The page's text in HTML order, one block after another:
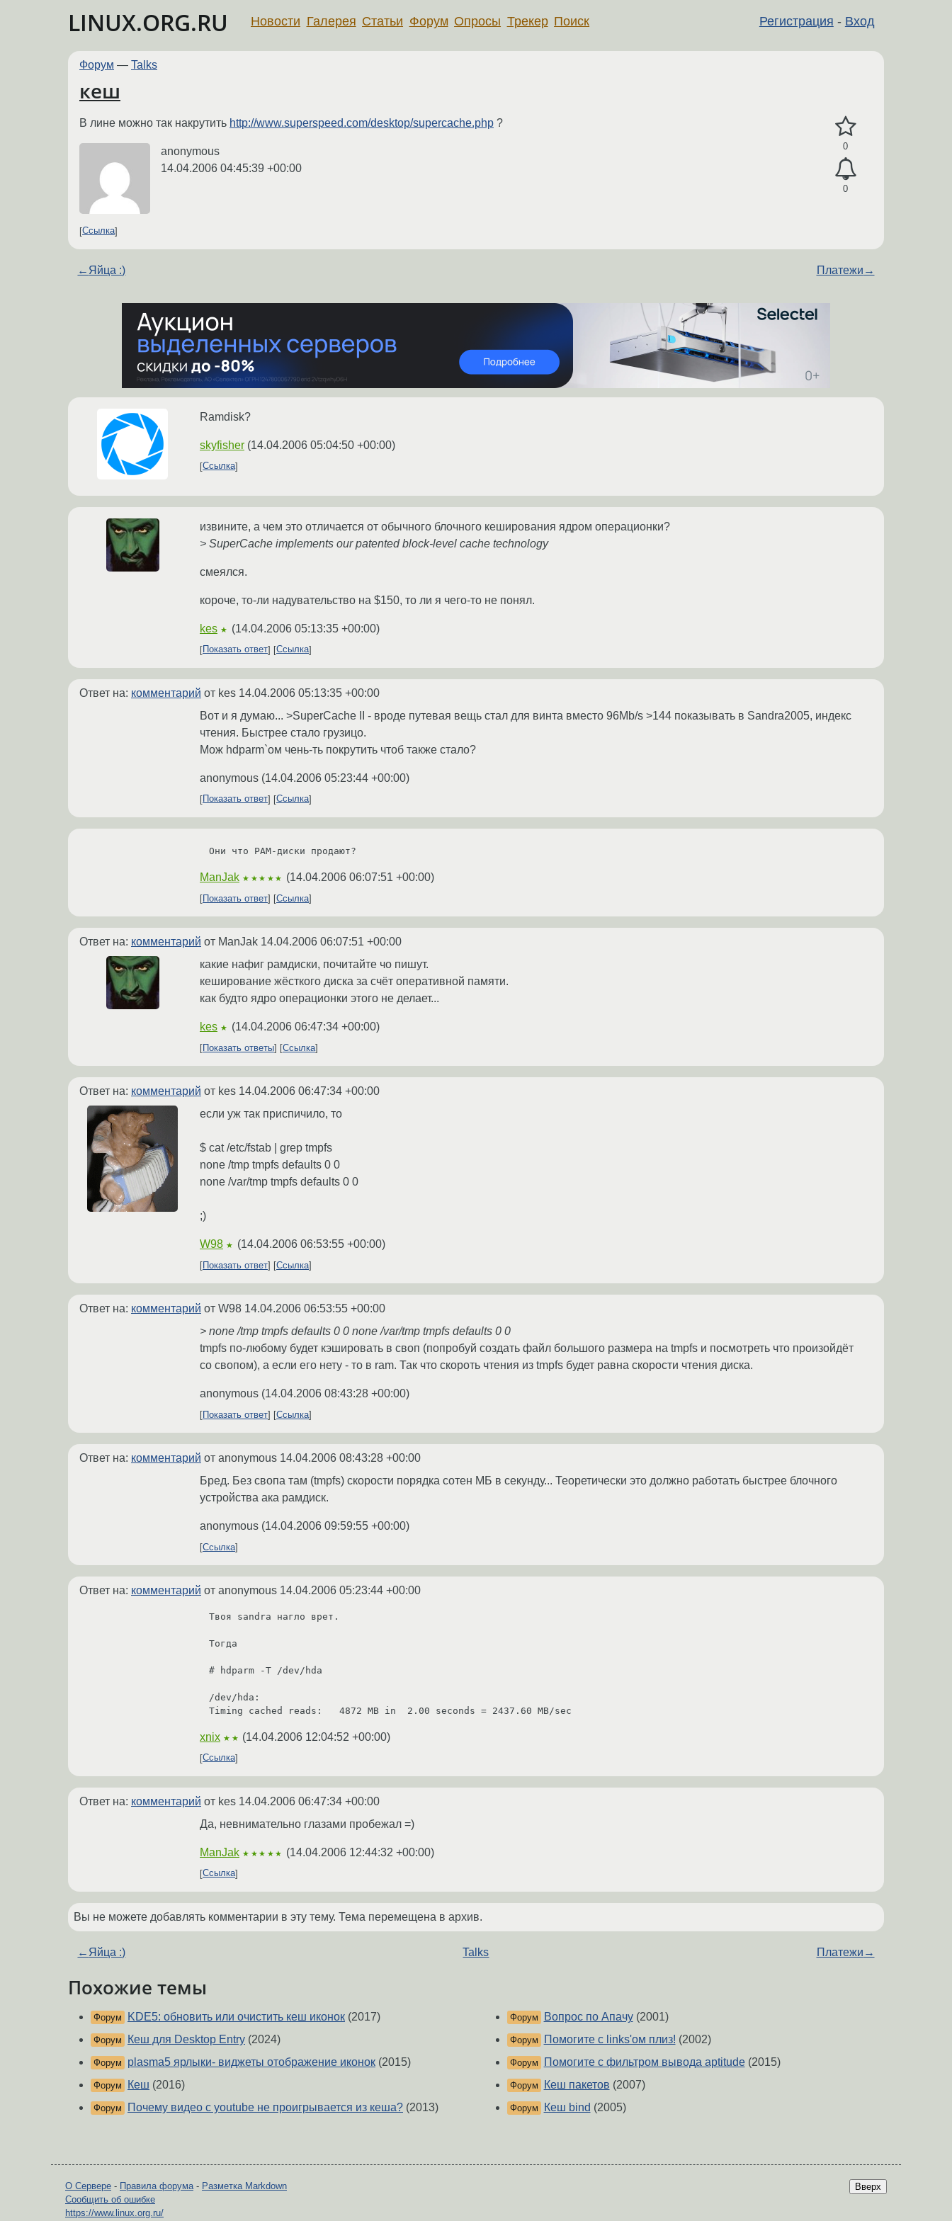
LINUX.ORG.RU Регистрация - Вход
Новости Галерея Статьи Форум Опросы Трекер Поиск
Форум — Talks
кеш
0
0
В лине можно так накрутить http://www.superspeed.com/desktop/supercache.php ?
anonymous
14.04.2006 04:45:39 +00:00
Ссылка
← Яйца :) Платежи →
Ramdisk?
skyfisher (14.04.2006 05:04:50 +00:00)
Ссылка
извините, а чем это отличается от обычного блочного кеширования ядром операционки?
> SuperCache implements our patented block-level cache technology
смеялся.
короче, то-ли надувательство на $150, то ли я чего-то не понял.
kes ★ (14.04.2006 05:13:35 +00:00)
Показать ответ Ссылка
Ответ на: комментарий от kes 14.04.2006 05:13:35 +00:00
Вот и я думаю... >SuperCache II - вроде путевая вещь стал для винта вместо 96Mb/s >144 показывать в Sandra2005, индекс
чтения. Быстрее стало грузицо.
Мож hdparm`ом чень-ть покрутить чтоб также стало?
anonymous (14.04.2006 05:23:44 +00:00)
Показать ответ Ссылка
ManJak ★★★★★ (14.04.2006 06:07:51 +00:00)
Показать ответ Ссылка
Ответ на: комментарий от ManJak 14.04.2006 06:07:51 +00:00
какие нафиг рамдиски, почитайте чо пишут.
кеширование жёсткого диска за счёт оперативной памяти.
как будто ядро операционки этого не делает...
kes ★ (14.04.2006 06:47:34 +00:00)
Показать ответы Ссылка
Ответ на: комментарий от kes 14.04.2006 06:47:34 +00:00
если уж так приспичило, то
$ cat /etc/fstab | grep tmpfs
none /tmp tmpfs defaults 0 0
none /var/tmp tmpfs defaults 0 0
;)
W98 ★ (14.04.2006 06:53:55 +00:00)
Показать ответ Ссылка
Ответ на: комментарий от W98 14.04.2006 06:53:55 +00:00
> none /tmp tmpfs defaults 0 0 none /var/tmp tmpfs defaults 0 0
tmpfs по-любому будет кэшировать в своп (попробуй создать файл большого размера на tmpfs и посмотреть что произойдёт
со свопом), а если его нету - то в ram. Так что скороть чтения из tmpfs будет равна скорости чтения диска.
anonymous (14.04.2006 08:43:28 +00:00)
Показать ответ Ссылка
Ответ на: комментарий от anonymous 14.04.2006 08:43:28 +00:00
Бред. Без свопа там (tmpfs) скорости порядка сотен МБ в секунду... Теоретически это должно работать быстрее блочного
устройства ака рамдиск.
anonymous (14.04.2006 09:59:55 +00:00)
Ссылка
Ответ на: комментарий от anonymous 14.04.2006 05:23:44 +00:00
Твоя sandra нагло врет.
Тогда
# hdparm -T /dev/hda
/dev/hda:
xnix ★★ (14.04.2006 12:04:52 +00:00)
Ссылка
Ответ на: комментарий от kes 14.04.2006 06:47:34 +00:00
Да, невнимательно глазами пробежал =)
ManJak ★★★★★ (14.04.2006 12:44:32 +00:00)
Ссылка
Вы не можете добавлять комментарии в эту тему. Тема перемещена в архив.
← Яйца :) Talks Платежи →
Похожие темы
Форум KDE5: обновить или очистить кеш иконок (2017)
Форум Кеш для Desktop Entry (2024)
Форум plasma5 ярлыки- виджеты отображение иконок (2015)
Форум Кеш (2016)
Форум Почему видео с youtube не проигрывается из кеша? (2013)
Форум Вопрос по Апачу(2001)
Форум Помогите с links'ом плиз! (2002)
Форум Помогите с фильтром вывода aptitude(2015)
Форум Кеш пакетов (2007)
Форум Кеш bind (2005)
Вверх
О Сервере - Правила форума- Разметка Markdown
Сообщить об ошибке
https://www.linux.org.ru/